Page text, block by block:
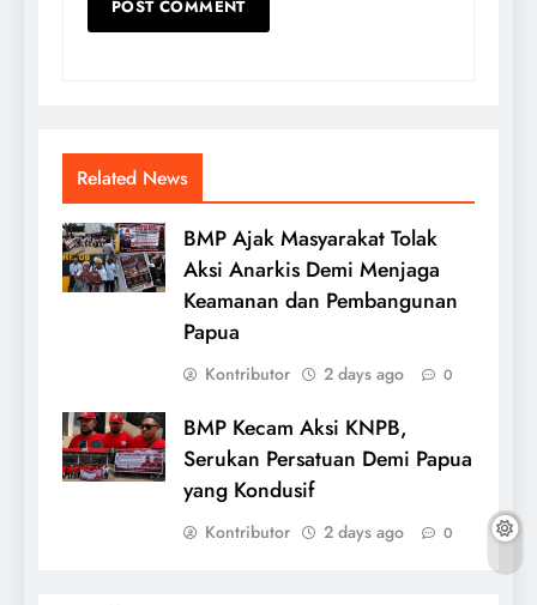
Related News
BMP Ajak Masyarakat Tolak
Aksi Anarkis Demi Menjaga
Keamanan dan Pembangunan
Papua
Kontributor 2 days ago 0
BMP Kecam Aksi KNPB,
Serukan Persatuan Demi Papua
yang Kondusif
Kontributor 2 days ago 0